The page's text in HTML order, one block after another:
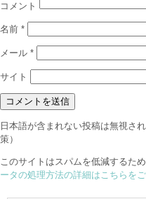
コメント
名前 *
メール *
サイト
日本語が含まれない投稿は無視さ
策）
このサイトはスパムを低減するた
ータの処理方法の詳細はこちらを